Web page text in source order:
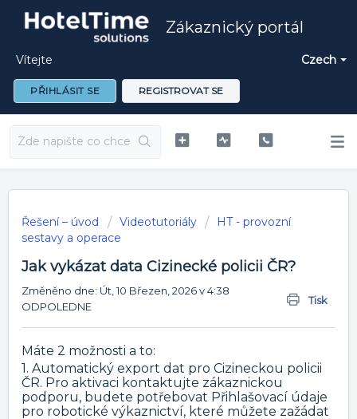
Zákaznický portál
Czech
Vítejte
PŘIHLÁSIT SE REGISTROVAT SE
Řešení – úvod Videotutoriály
HT - provozní
sestavy a operace
Jak vykázat data Cizinecké policii ČR?
Tisk
Změněno dne: Út, 10 Březen, 2026 v 4:38
ODPOLEDNE
Máte 2 možnosti a to:
1. Automatický export dat pro Cizineckou policii
ČR. Pro aktivaci kontaktujte zákaznickou
podporu, budete potřebovat Přihlašovací údaje
pro robotické výkaznictví, které můžete zažádat